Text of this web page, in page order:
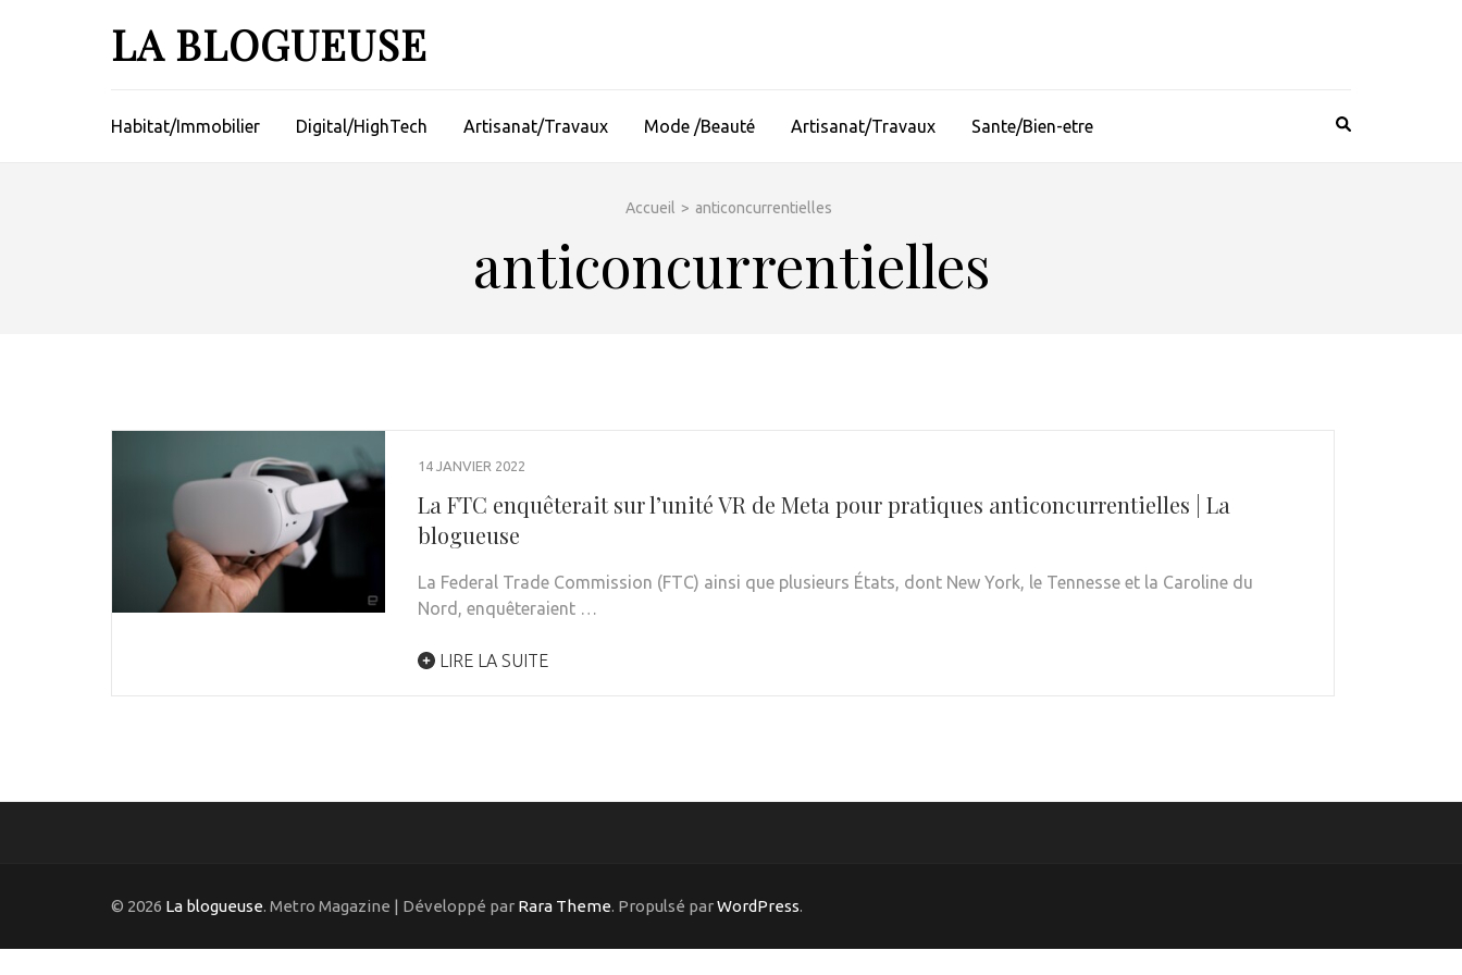
LA BLOGUEUSE
Habitat/Immobilier Digital/HighTech Artisanat/Travaux Mode /Beauté Artisanat/Travaux Sante/Bien-etre
Accueil > anticoncurrentielles
anticoncurrentielles
14 JANVIER 2022
La FTC enquêterait sur l’unité VR de Meta pour pratiques anticoncurrentielles | La
blogueuse
La Federal Trade Commission (FTC) ainsi que plusieurs États, dont New York, le Tennesse et la Caroline du
Nord, enquêteraient …
LIRE LA SUITE
© 2026 La blogueuse. Metro Magazine | Développé par Rara Theme. Propulsé parWordPress.